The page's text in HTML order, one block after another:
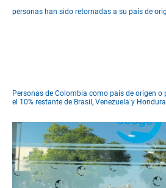
personas han sido retornadas a su país de
Personas de Colombia como país de origen o
el 10% restante de Brasil, Venezuela y